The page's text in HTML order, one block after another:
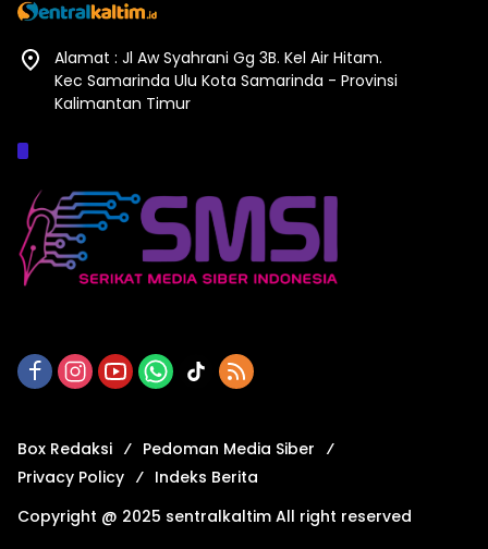
Alamat : Jl Aw Syahrani Gg 3B. Kel Air Hitam.
Kec Samarinda Ulu Kota Samarinda - Provinsi
Kalimantan Timur
Box Redaksi
Pedoman Media Siber
Privacy Policy
Indeks Berita
Copyright @ 2025 sentralkaltim All right reserved